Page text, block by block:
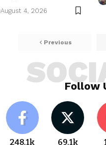
August 4, 2026
Previous
Follow
248.1k 69.1k